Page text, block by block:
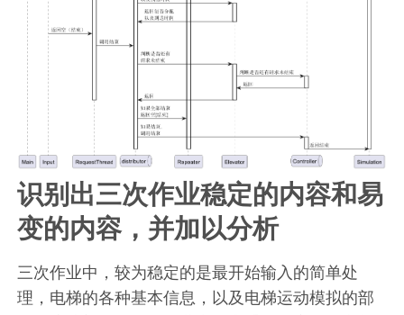
识别出三次作业稳定的内容和易
变的内容，并加以分析
三次作业中，较为稳定的是最开始输入的简单处
理，电梯的各种基本信息，以及电梯运动模拟的部